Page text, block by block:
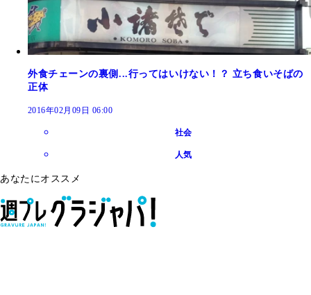
外食チェーンの裏側...行ってはいけない！？ 立ち食いそばの
正体
2016年02月09日 06:00
社会
人気
あなたにオススメ